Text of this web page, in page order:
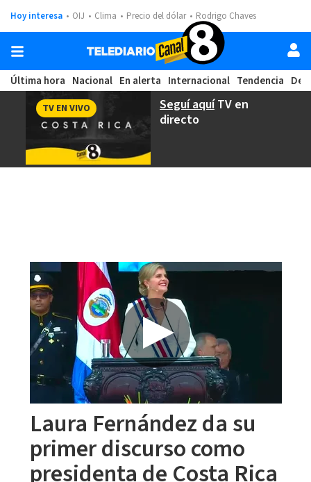
Hoy interesa OIJ Clima Precio del dólar Rodrigo Chaves
Última hora Nacional En alerta Internacional Tendencia
Seguí aquíTV en
directo
TV EN VIVO
Laura Fernández da su
primer discurso como
presidenta de Costa Rica